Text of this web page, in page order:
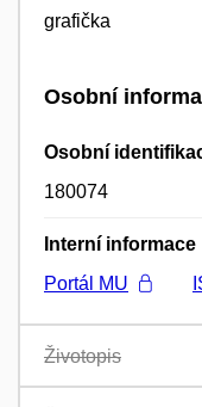
grafička
Osobní
Osobní
180074
Interní informace
Portál MU
Životopis